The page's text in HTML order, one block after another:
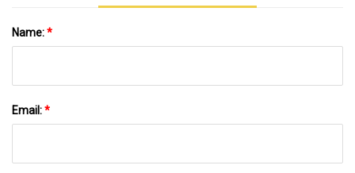
Name:*
Email:*